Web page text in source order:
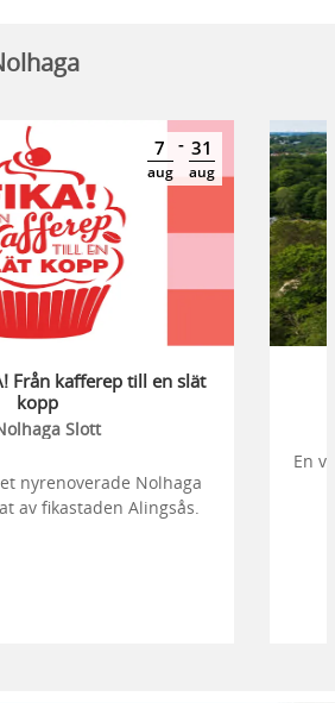
7
aug
- 31
aug
Från kafferep till en slät
kopp
Slott
nyrenoverade Nolhaga
av fikastaden Alingsås.
En